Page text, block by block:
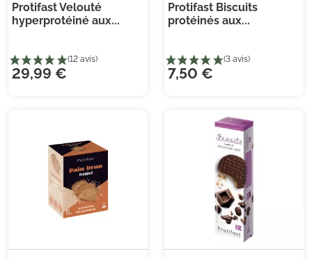
Protifast Velouté
hyperprotéiné aux...
29,99 €
Protifast Biscuits
protéinés aux...
7,50 €
Je consens également à recevoir les offres
promotionnelles. Consultez notre politique de
confidentialité.